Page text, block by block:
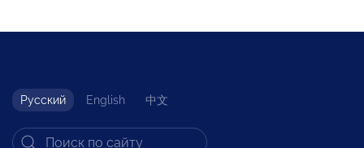
Русский English 中文